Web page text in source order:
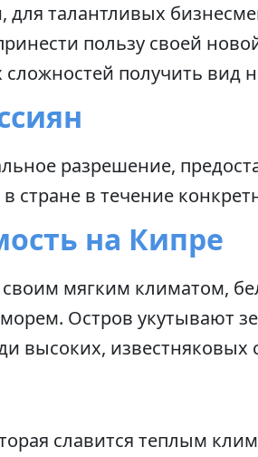
талантливых
пользу своей
получить вид
разрешение,
стране в течение
на Кипре
своим мягким климатом,
Остров укутывают
высоких, известняковых
славится теплым